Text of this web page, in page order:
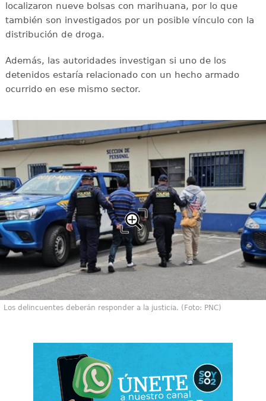
localizaron nueve bolsas con marihuana, por lo que
también son investigados por un posible vínculo con la
distribución de droga.
Además, las autoridades investigan si uno de los
detenidos estaría relacionado con un hecho armado
ocurrido en ese mismo sector.
Los delincuentes deberán responder a la justicia. (Foto: PNC)